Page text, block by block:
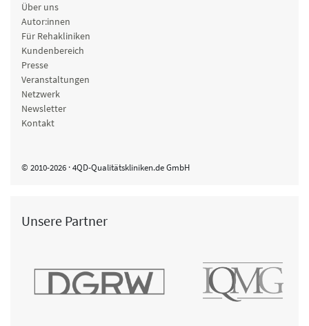
Über uns
Autor:innen
Für Rehakliniken
Kundenbereich
Presse
Veranstaltungen
Netzwerk
Newsletter
Kontakt
© 2010-2026 · 4QD-Qualitätskliniken.de GmbH
Unsere Partner